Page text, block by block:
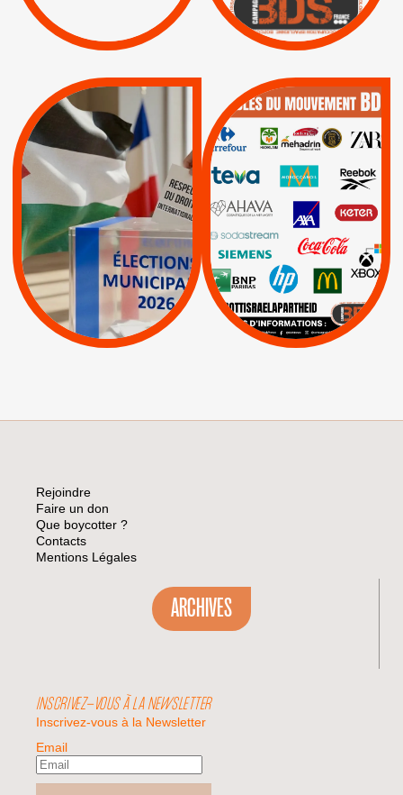
| Actus Pétitions
Lettres d'interpellation
MUNICIPALES 2026 :
JE VOTE POUR LE
RESPECT DU DROIT
INTERNATIONAL EN
PALESTINE
APPELS | Actus |
Espaces Sans
Apartheid
| Lettres d'interpellation
Pétitions
QUE BOYCOTTER ?
BOYCOTT /
AXA BNP | CAF |
Carrefour | HP |
Keter |
Livres et brochures |
Mehadrin | PUMA
Sodastream |
Visuels, tracts,
affiches,...
Rejoindre
Faire un don
Que boycotter ?
Contacts
Mentions Légales
ARCHIVES
INSCRIVEZ-VOUS À LA NEWSLETTER
Inscrivez-vous à la Newsletter
Email